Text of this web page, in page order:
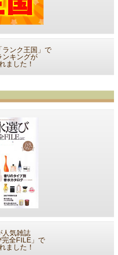
ランク王国」で
ンキングが
ました！
人気雑誌
完全FILE」で
ました！